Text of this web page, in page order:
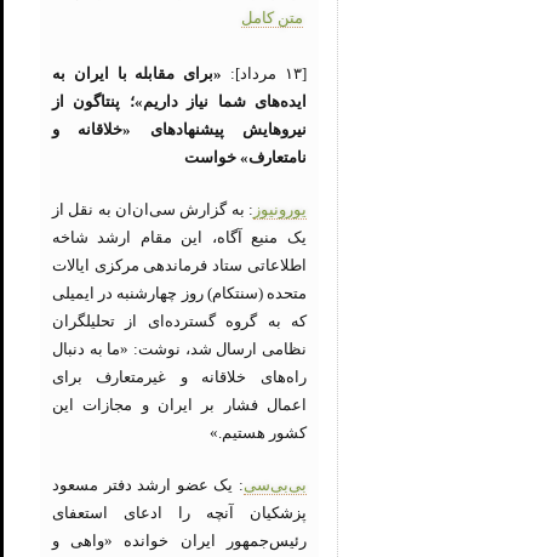
متن کامل
[۱۳ مرداد]:
«برای مقابله با ایران به
ایده‌های شما نیاز داریم»؛ پنتاگون از
نیروهایش پیشنهادهای «خلاقانه و
نامتعارف» خواست
یورونیوز : به گزارش سی‌ان‌ان به نقل از
یک منبع آگاه، این مقام ارشد شاخه
اطلاعاتی ستاد فرماندهی مرکزی ایالات
متحده (سنتکام) روز چهارشنبه در ایمیلی
که به گروه گسترده‌ای از تحلیلگران
نظامی ارسال شد، نوشت: «ما به دنبال
راه‌های خلاقانه و غیرمتعارف برای
اعمال فشار بر ایران و مجازات این
کشور هستیم.»
بی‌بی‌سی: یک عضو ارشد دفتر مسعود
پزشکیان آنچه را ادعای استعفای
رئیس‌جمهور ایران خوانده «واهی و